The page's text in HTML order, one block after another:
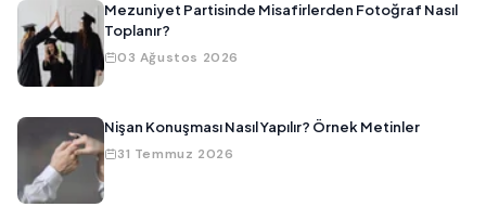
Mezuniyet Partisinde Misafirlerden Fotoğraf Nasıl
Toplanır?
03 Ağustos 2026
Nişan Konuşması Nasıl Yapılır? Örnek Metinler
31 Temmuz 2026